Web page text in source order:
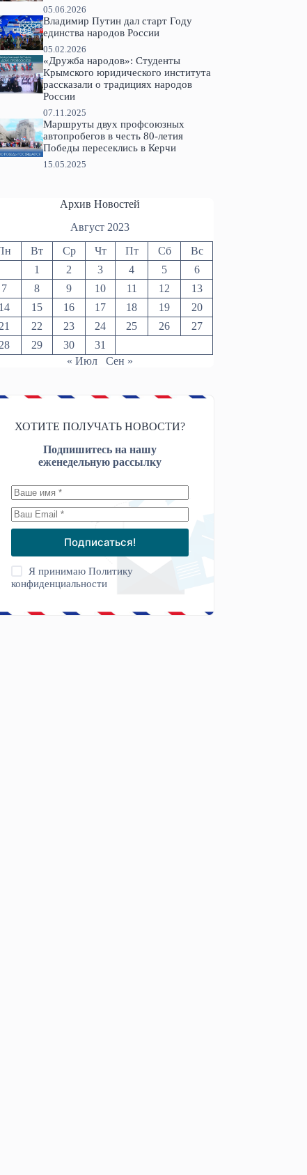
05.06.2026
Владимир Путин дал старт Году
единства народов России
05.02.2026
«Дружба народов»: Студенты
Крымского юридического института
рассказали о традициях народов
России
07.11.2025
Маршруты двух профсоюзных
автопробегов в честь 80-летия
Победы пересеклись в Керчи
15.05.2025
Архив Новостей
Август 2023
Вт Ср Чт Пт Сб
Вс
1
2 3 4 5
6
7
8 9 10 11 12
13
14
15 16 17 18 19
20
21
22 23 24 25 26
27
28
29 30
31
« Июл
Сен »
ХОТИТЕ ПОЛУЧАТЬ НОВОСТИ?
Подпишитесь на нашу
еженедельную рассылку
Подписаться!
Я принимаюПолитику
конфиденциальности